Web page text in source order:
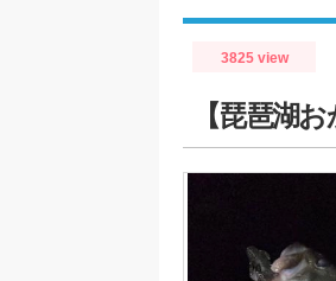
3825 view
【琵琶湖